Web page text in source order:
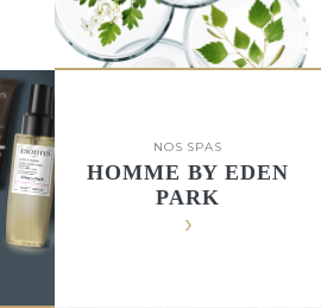
NOS SPAS
HOMME BY EDEN
PARK